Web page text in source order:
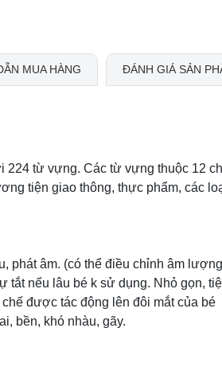
MUA HÀNG ĐÁNH GIÁ SẢN
từ vựng. Các từ vựng thuộc 12
tiện giao thông, thực phẩm, các
phát âm. (có thể điều chỉnh âm
tắt nếu lâu bé k sử dụng. Nhỏ gọn,
được tác động lên đôi mắt của bé
bền, khó nhàu, gãy.